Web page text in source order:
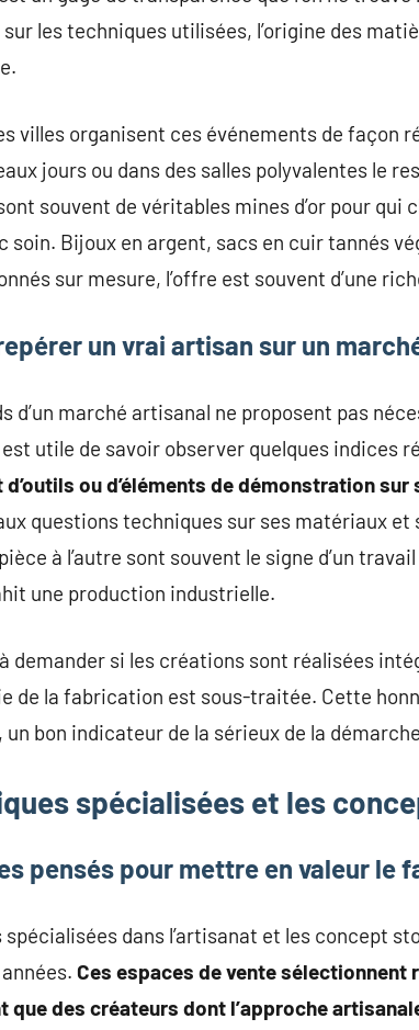
les techniques utilisées, l’origine des
villes organisent ces événements de façon
jours ou dans des salles polyvalentes le
souvent de véritables mines d’or pour
soin. Bijoux en argent, sacs en cuir tannés
sur mesure, l’offre est souvent d’une
un vrai artisan sur un
d’un marché artisanal ne proposent pas
utile de savoir observer quelques indices
ou d’éléments de démonstration sur
questions techniques sur ses matériaux
à l’autre sont souvent le signe d’un
une production industrielle.
à demander si les créations sont réalisées
de la fabrication est sous-traitée. Cette
un bon indicateur de la sérieux de la
spécialisées et les
pensés pour mettre en valeur le
dans l’artisanat et les concept
Ces espaces de vente
que des créateurs dont l’approche